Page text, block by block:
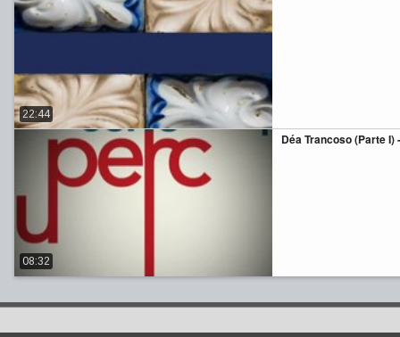
22:44
Déa Trancoso (Parte I)
08:32